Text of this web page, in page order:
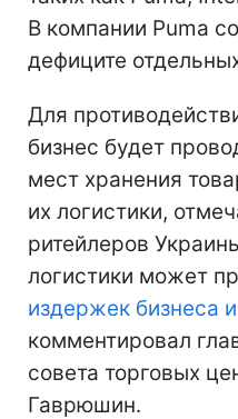
В компании Puma
дефиците
Для
бизнес будет
мест хранения
их логистики,
ритейлеров
логистики может
издержек бизнеса
комментировал
совета торговых
Гаврюшин.